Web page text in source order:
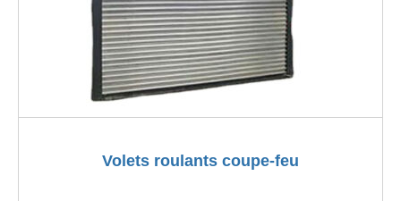
Volets roulants coupe-feu